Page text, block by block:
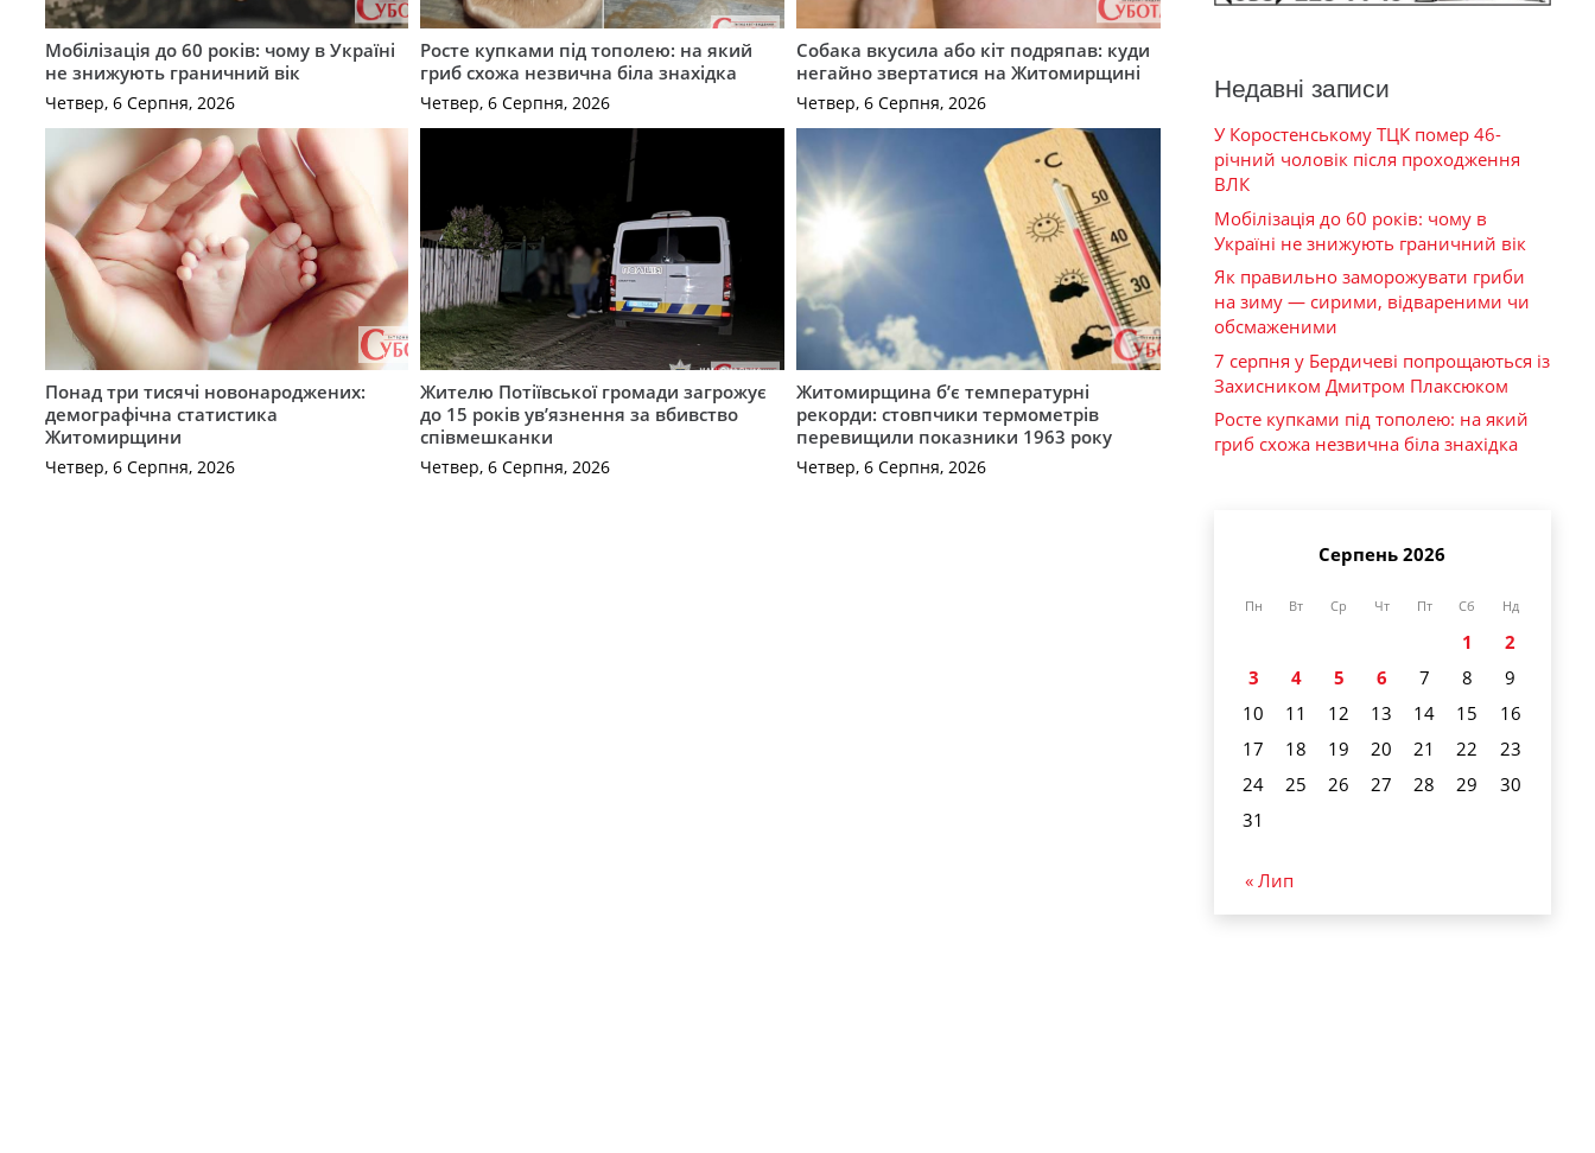
Мобілізація до 60 років: чому в Україні
не знижують граничний вік
Четвер, 6 Серпня, 2026
Росте купками під тополею: на який
гриб схожа незвична біла знахідка
Четвер, 6 Серпня, 2026
Собака вкусила або кіт подряпав: куди
негайно звертатися на Житомирщині
Четвер, 6 Серпня, 2026
Понад три тисячі новонароджених:
демографічна статистика
Житомирщини
Четвер, 6 Серпня, 2026
Жителю Потіївської громади загрожує
до 15 років ув’язнення за вбивство
співмешканки
Четвер, 6 Серпня, 2026
Житомирщина б’є температурні
рекорди: стовпчики термометрів
перевищили показники 1963 року
Четвер, 6 Серпня, 2026
Недавні записи
У Коростенському ТЦК помер 46-
річний чоловік після проходження
ВЛК
Мобілізація до 60 років: чому в
Україні не знижують граничний вік
Як правильно заморожувати гриби
на зиму — сирими, відвареними чи
обсмаженими
7 серпня у Бердичеві попрощаються із
Захисником Дмитром Плаксюком
Росте купками під тополею: на який
гриб схожа незвична біла знахідка
Серпень 2026
Пн Вт Ср Чт Пт Сб Нд
1
2
3
4 5 6 7 8
9
10
11 12 13 14 15
16
17
18 19 20 21 22
23
24
25 26 27 28 29
30
31
« Лип